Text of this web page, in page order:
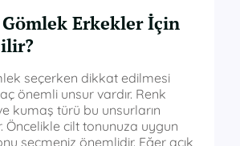
Erkekler İçin
seçerken dikkat edilmesi
önemli unsur vardır. Renk
kumaş türü bu unsurların
Öncelikle cilt tonunuza uygun
seçmeniz önemlidir. Eğer açık